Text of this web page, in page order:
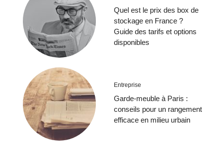
Quel est le prix des box de
stockage en France ?
Guide des tarifs et options
disponibles
Entreprise
Garde-meuble à Paris :
conseils pour un rangement
efficace en milieu urbain